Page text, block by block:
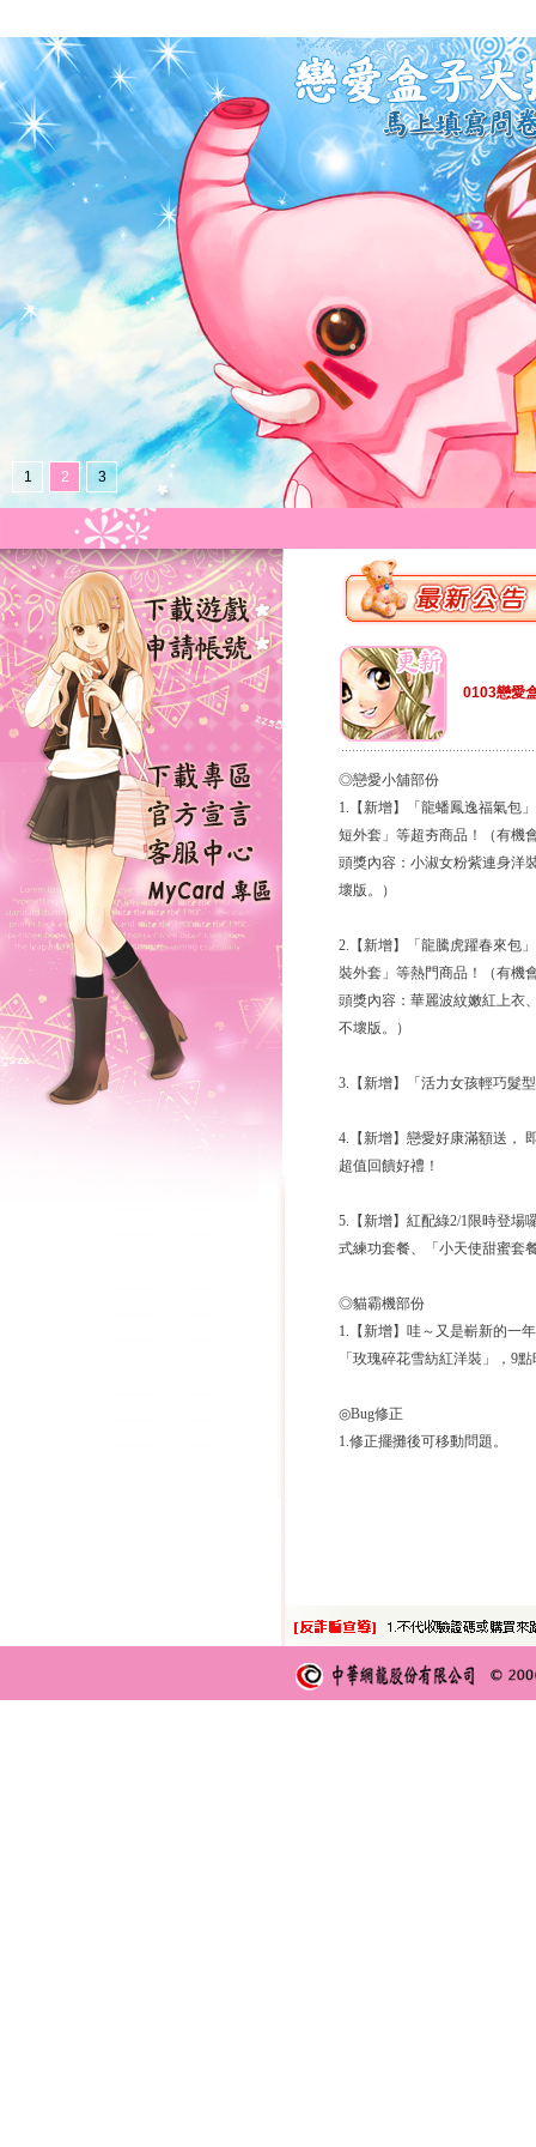
1 2 3
0103戀愛
◎戀愛小舖部份
1.【新增】「龍蟠鳳逸福氣包
短外套」等超夯商品！（有機
頭獎內容：小淑女粉紫連身洋
壞版。）
2.【新增】「龍騰虎躍春來包
裝外套」等熱門商品！（有機
頭獎內容：華麗波紋嫩紅上衣
不壞版。）
3.【新增】「活力女孩輕巧髮
4.【新增】戀愛好康滿額送，
超值回饋好禮！
5.【新增】紅配綠2/1限時登場
式練功套餐、「小天使甜蜜套
◎貓霸機部份
1.【新增】哇～又是嶄新的一
「玫瑰碎花雪紡紅洋裝」，9
◎Bug修正
1.修正擺攤後可移動問題。